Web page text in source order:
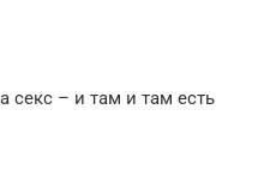
– и там и там есть